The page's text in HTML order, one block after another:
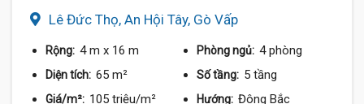
Lê Đức Thọ, An Hội Tây, Gò Vấp
Rộng: 4 m x 16 m Phòng ngủ: 4 phòng
Diện tích: 65 m² Số tầng: 5 tầng
Giá/m²: 105 triệu/m² Hướng: Đông Bắc